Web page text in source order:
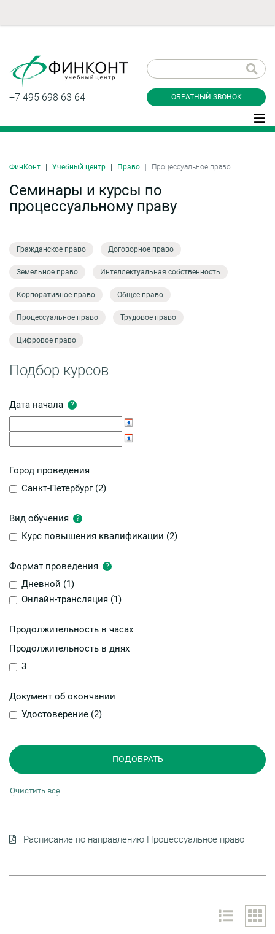
+7 495 698 63 64 ОБРАТНЫЙ ЗВОНОК
ФинКонт Учебный центр Право Процессуальное право
Семинары и курсы по
процессуальному праву
Гражданское право Договорное право
Земельное право Интеллектуальная собственность
Корпоративное право Общее право
Процессуальное право Трудовое право
Цифровое право
Подбор курсов
Дата начала ?
Город проведения
Санкт-Петербург (2)
Вид обучения ?
Курс повышения квалификации (2)
Формат проведения ?
Дневной (1)
Онлайн-трансляция (1)
Продолжительность в часах
Продолжительность в днях
3
Документ об окончании
Удостоверение (2)
Расписание по направлению Процессуальное право
звонок
Даю согласие на обработку персональных
конфиденциальности
Заказать